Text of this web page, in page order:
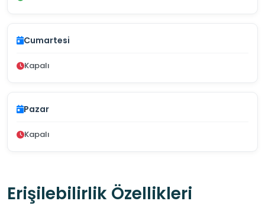
Cumartesi
Kapalı
Pazar
Kapalı
Erişilebilirlik Özellikleri